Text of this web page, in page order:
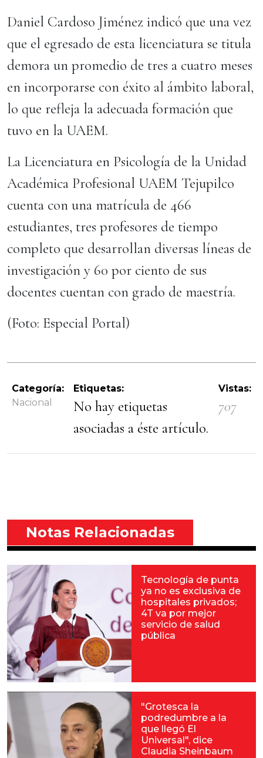
Daniel Cardoso Jiménez indicó que una vez
que el egresado de esta licenciatura se titula
demora un promedio de tres a cuatro meses
en incorporarse con éxito al ámbito laboral,
lo que refleja la adecuada formación que
tuvo en la UAEM.
La Licenciatura en Psicología de la Unidad
Académica Profesional UAEM Tejupilco
cuenta con una matrícula de 466
estudiantes, tres profesores de tiempo
completo que desarrollan diversas líneas de
investigación y 60 por ciento de sus
docentes cuentan con grado de maestría.
(Foto: Especial Portal)
Categoría:
Nacional
Etiquetas:
No hay etiquetas
asociadas a éste artículo.
Vistas:
707
Notas Relacionadas
Tecnología de punta
ya no es exclusiva de
hospitales privados;
4T va por mejor
servicio de salud
pública
"Grotesca la
podredumbre a la
que llegó El
Universal", dice
Claudia Sheinbaum